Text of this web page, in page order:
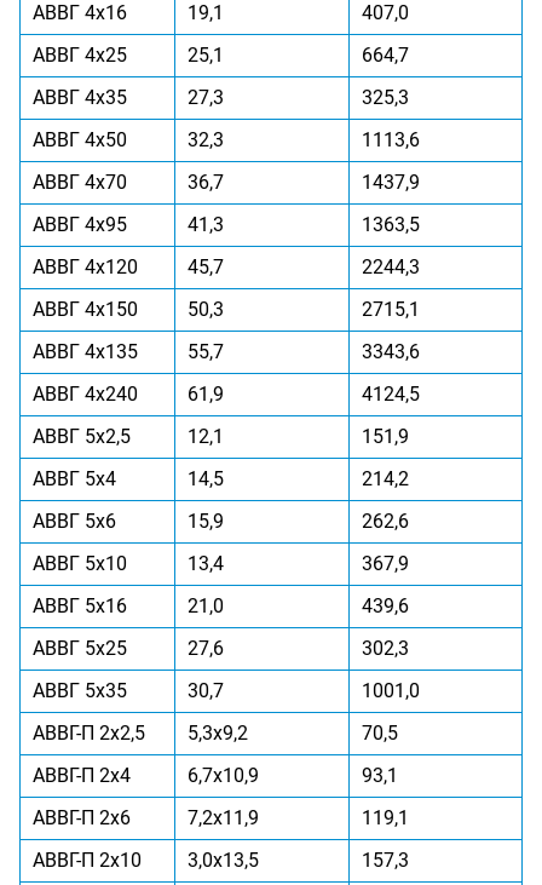
АВВГ 4x16
19,1
407,0
АВВГ 4x25
25,1
664,7
АВВГ 4x35
27,3
325,3
АВВГ 4x50
32,3
1113,6
АВВГ 4x70
36,7
1437,9
АВВГ 4x95
41,3
1363,5
АВВГ 4x120
45,7
2244,3
АВВГ 4x150
50,3
2715,1
АВВГ 4x135
55,7
3343,6
АВВГ 4x240
61,9
4124,5
АВВГ 5x2,5
12,1
151,9
АВВГ 5x4
14,5
214,2
АВВГ 5x6
15,9
262,6
АВВГ 5x10
13,4
367,9
АВВГ 5x16
21,0
439,6
АВВГ 5x25
27,6
302,3
АВВГ 5x35
30,7
1001,0
АВВГ-П 2x2,5
5,3x9,2
70,5
АВВГ-П 2x4
6,7x10,9
93,1
АВВГ-П 2x6
7,2x11,9
119,1
АВВГ-П 2x10
3,0x13,5
157,3